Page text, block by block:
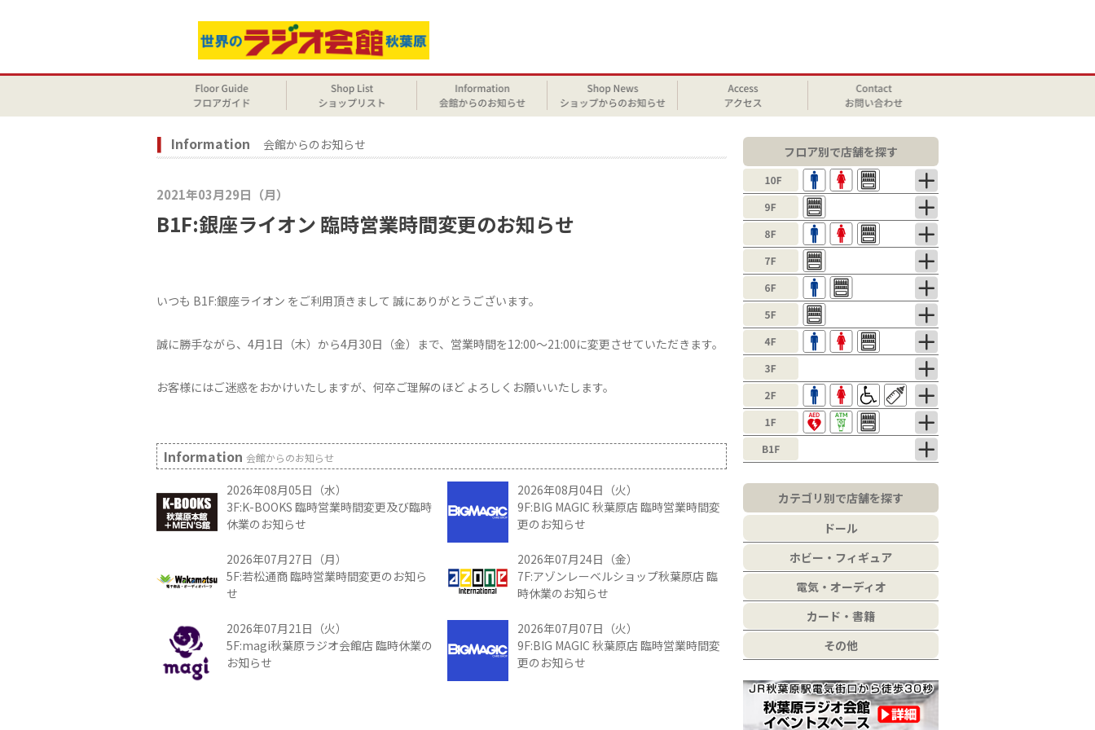
Information 会館からのお知らせ
2021年03月29日（月）
B1F:銀座ライオン 臨時営業時間変更のお知らせ
いつも B1F:銀座ライオン をご利用頂きまして 誠にありがとうございます。
誠に勝手ながら、4月1日（木）から4月30日（金）まで、営業時間を12:00～21:00に変更させていただきます。
お客様にはご迷惑をおかけいたしますが、何卒ご理解のほど よろしくお願いいたします。
Information 会館からのお知らせ
2026年08月05日（水）
3F:K-BOOKS 臨時営業時間変更及び臨時
休業のお知らせ
2026年08月04日（火）
9F:BIG MAGIC 秋葉原店 臨時営業時間変
更のお知らせ
2026年07月27日（月）
5F:若松通商 臨時営業時間変更のお知ら
せ
2026年07月24日（金）
7F:アゾンレーベルショップ秋葉原店 臨
時休業のお知らせ
2026年07月21日（火）
5F:magi秋葉原ラジオ会館店 臨時休業の
お知らせ
2026年07月07日（火）
9F:BIG MAGIC 秋葉原店 臨時営業時間変
更のお知らせ
フロア別で店舗を探す
カテゴリ別で店舗を探す
ドール
ホビー・フィギュア
電気・オーディオ
カード・書籍
その他